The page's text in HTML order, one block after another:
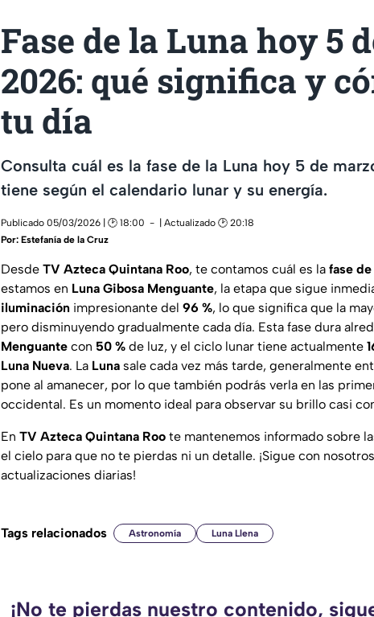
Fase de la Luna hoy 5
2026: qué significa y
tu día
Consulta cuál es la fase de la Luna hoy 5 de
tiene según el calendario lunar y su energía.
Publicado 05/03/2026 | 🕑 18:00
| Actualizado 🕑 20:18
Por: Estefanía de la Cruz
Desde TV Azteca Quintana Roo, te contamos cuál es la fase de
estamos en Luna Gibosa Menguante, la etapa que sigue
iluminación impresionante del 96 %, lo que significa que la
pero disminuyendo gradualmente cada día. Esta fase dura
Menguante con 50 % de luz, y el ciclo lunar tiene actualmente
Luna Nueva. La Luna sale cada vez más tarde, generalmente
pone al amanecer, por lo que también podrás verla en las
occidental. Es un momento ideal para observar su brillo casi
En TV Azteca Quintana Roo te mantenemos informado sobre
el cielo para que no te pierdas ni un detalle. ¡Sigue con
actualizaciones diarias!
Tags relacionados Astronomía Luna Llena
¡No te pierdas nuestro contenido,